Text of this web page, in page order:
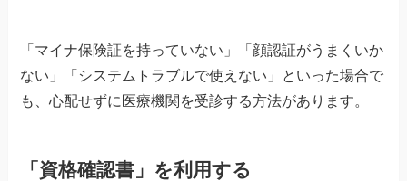
「マイナ保険証を持っていない」「顔認証がうまくいか
ない」「システムトラブルで使えない」といった場合で
も、心配せずに医療機関を受診する方法があります。
「資格確認書」を利用する